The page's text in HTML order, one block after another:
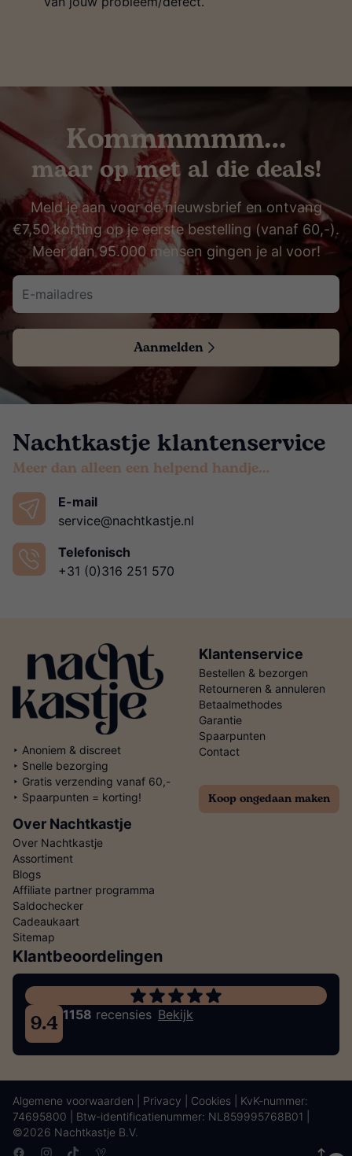
Kommmmmm…
maar op met al die deals!
Meld je aan voor de nieuwsbrief en ontvang
€7,50 korting op je eerste bestelling (vanaf 60,-).
Meer dan 95.000 mensen gingen je al voor!
Aanmelden
Nachtkastje klantenservice
Meer dan alleen een helpend handje…
E-mail
service@nachtkastje.nl
Telefonisch
+31 (0)316 251 570
‣ Anoniem & discreet
‣ Snelle bezorging
‣ Gratis verzending vanaf 60,-
‣ Spaarpunten = korting!
Klantenservice
Bestellen & bezorgen
Retourneren & annuleren
Betaalmethodes
Garantie
Spaarpunten
Contact
Koop ongedaan maken
Over Nachtkastje
Over Nachtkastje
Assortiment
Blogs
Affiliate partner programma
Saldochecker
Cadeaukaart
Sitemap
Klantbeoordelingen
9.4 1158 recensies Bekijk
Algemene voorwaarden Privacy Cookies | KvK-nummer:
74695800 | Btw-identificatienummer: NL859995768B01 |
©2026 Nachtkastje B.V.